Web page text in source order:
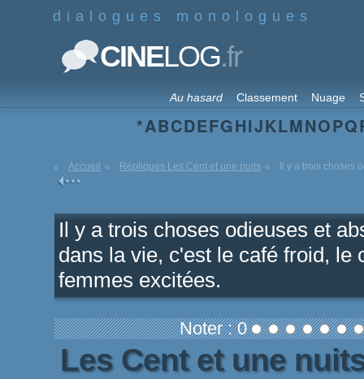
dialogues monologues
CINELOG.fr
Au hasard Classement Nuage
*ABCDEFGHIJKLMNOPQ
Accueil Répliques Les Cent et une nuits Il y a trois choses
Il y a trois choses odieuses et
dans la vie, c'est le café froid, le
femmes excitées.
Noter : 0
Les Cent et une